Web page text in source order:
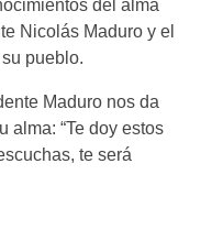
del alma
Nicolás Maduro y el
pueblo.
Maduro nos da
alma: “Te doy estos
te será